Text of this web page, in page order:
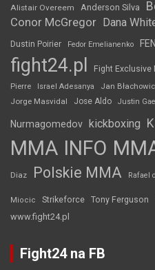
Alistair Overeem Anderson Silva
Conor McGregor Dana
Dustin Poirier Fedor Emelianenko FEN
fight24.pl Fight Exclusive
Pierre
Israel Adesanya Jan
Jorge Masvidal Jose Aldo Justin
Nurmagomedov kickboxing
MMA INFO
Diaz Polskie MMA Rafael
Miocic Strikeforce Tony Ferguson
www.fight24.pl
Fight24 na FB